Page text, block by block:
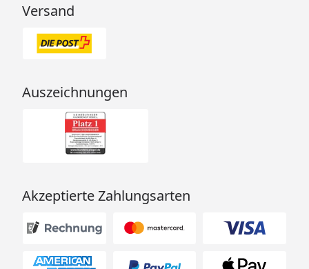
Versand
Auszeichnungen
Akzeptierte Zahlungsarten